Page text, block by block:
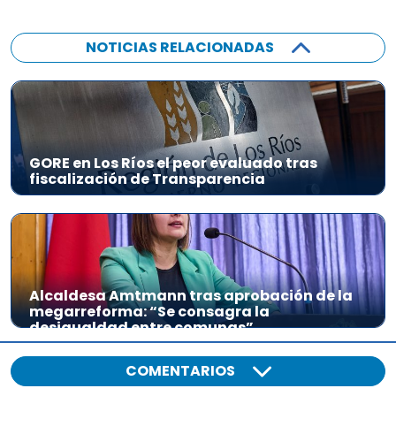
a
u
i
o
NOTICIAS RELACIONADAS
GORE en Los Ríos el peor evaluado tras
fiscalización de Transparencia
Alcaldesa Amtmann tras aprobación de la
megarreforma: “Se consagra la
desigualdad entre comunas”
COMENTARIOS